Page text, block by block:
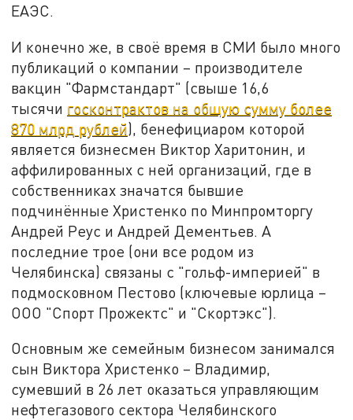
ЕАЭС.
И конечно же, в своё время в СМИ было много
публикаций о компании – производителе
вакцин "Фармстандарт" (свыше 16,6
тысячи госконтрактов на общую сумму более
870 млрд рублей), бенефициаром которой
является бизнесмен Виктор Харитонин, и
аффилированных с ней организаций, где в
собственниках значатся бывшие
подчинённые Христенко по Минпромторгу
Андрей Реус и Андрей Дементьев. А
последние трое (они все родом из
Челябинска) связаны с "гольф-империей" в
подмосковном Пестово (ключевые юрлица –
ООО "Спорт Прожектс" и "Скортэкс").
Основным же семейным бизнесом занимался
сын Виктора Христенко – Владимир,
сумевший в 26 лет оказаться управляющим
нефтегазового сектора Челябинского